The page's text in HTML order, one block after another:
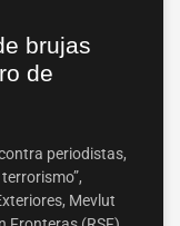
brujas
de
periodistas,
Mevlut